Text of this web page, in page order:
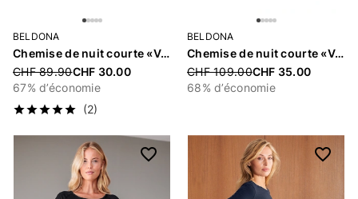
BELDONA
Chemise de nuit courte «Valerie»
Price reduced from
CHF 89.90CHF 30.00
67% d’économie
(2)
BELDONA
Chemise de nuit courte «Vanda»
Price reduced from
CHF 109.00CHF 35.00
68% d’économie